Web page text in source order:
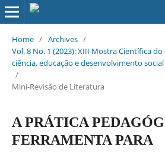
Home / Archives /
Vol. 8 No. 1 (2023): XIII Mostra Científica
ciência, educação e desenvolvimento social
/
Mini-Revisão de Literatura
A PRÁTICA
FERRAMENTA PARA